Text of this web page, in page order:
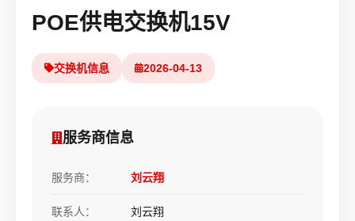
POE供电交换机15V
交换机信息 2026-04-13
服务商信息
服务商： 刘云翔
联系人： 刘云翔